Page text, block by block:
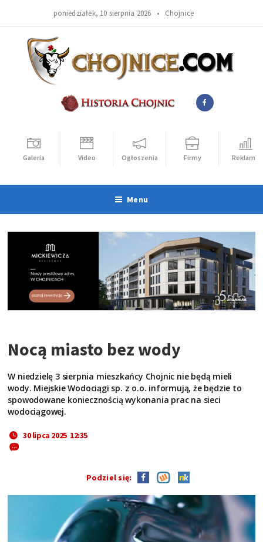
poniedziałek, 10 sierpnia 2026 • Chojnice
Galeria Video Ogłoszenia Firmy Reklama
Menu
Nocą miasto bez wody
W niedzielę 3 sierpnia mieszkańcy Chojnic nie będą mieli
wody. Miejskie Wodociągi sp. z o.o. informują, że będzie to
spowodowane koniecznością wykonania prac na sieci
wodociągowej.
30 lipca 2025 12:35
Podziel się: